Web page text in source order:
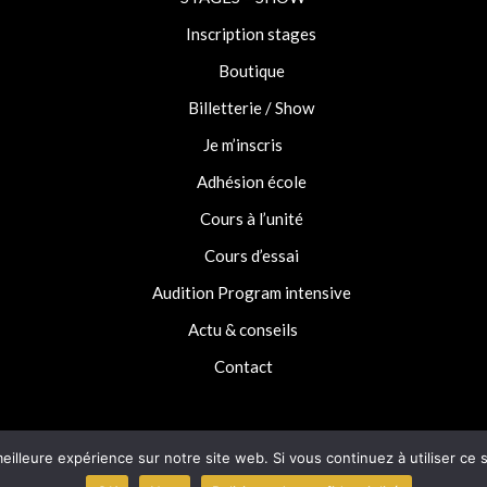
Inscription stages
Boutique
Billetterie / Show
Je m’inscris
Adhésion école
Cours à l’unité
Cours d’essai
Audition Program intensive
Actu & conseils
Contact
expérience sur notre site web. Si vous continuez à utiliser